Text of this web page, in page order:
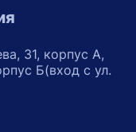
31, корпус А,
Б(вход с ул.